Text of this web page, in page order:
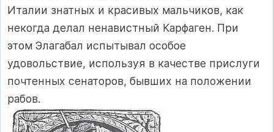
Италии знатных и красивых мальчиков, как
некогда делал ненавистный Карфаген. При
этом Элагабал испытывал особое
удовольствие, используя в качестве прислуги
почтенных сенаторов, бывших на положении
рабов.